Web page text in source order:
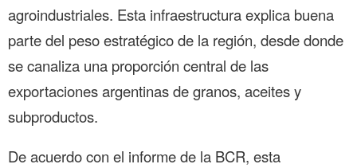
agroindustriales. Esta infraestructura explica buena
parte del peso estratégico de la región, desde donde
se canaliza una proporción central de las
exportaciones argentinas de granos, aceites y
subproductos.
De acuerdo con el informe de la BCR, esta